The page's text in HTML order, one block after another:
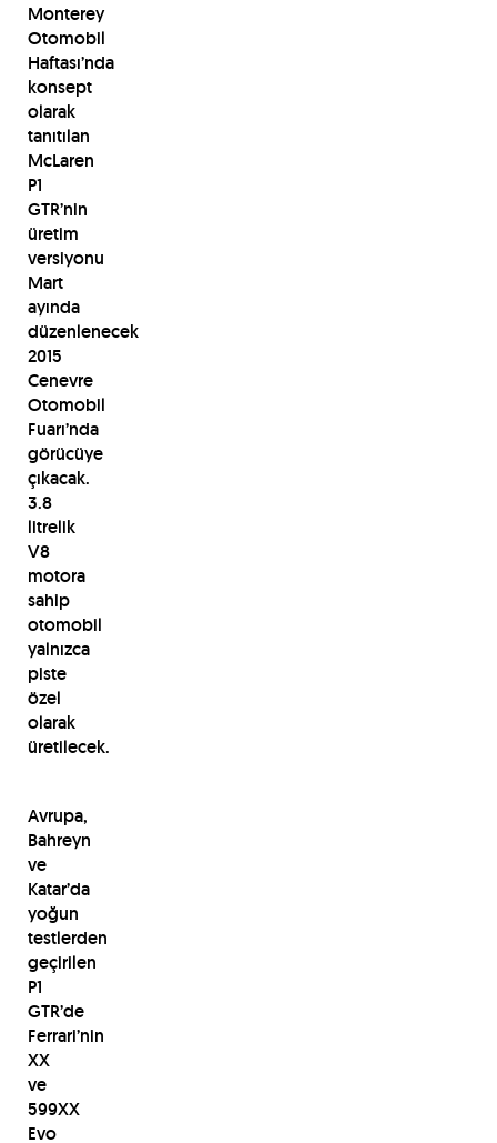
Monterey
Otomobil
Haftası’nda
konsept
olarak
tanıtılan
McLaren
P1
GTR’nin
üretim
versiyonu
Mart
ayında
düzenlenecek
2015
Cenevre
Otomobil
Fuarı’nda
görücüye
çıkacak.
3.8
litrelik
V8
motora
sahip
otomobil
yalnızca
piste
özel
olarak
üretilecek.
Avrupa,
Bahreyn
ve
Katar’da
yoğun
testlerden
geçirilen
P1
GTR’de
Ferrari’nin
XX
ve
599XX
Evo